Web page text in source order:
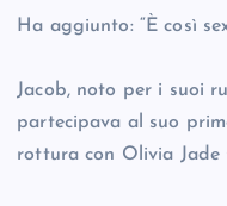
Ha aggiunto: “È così
Jacob, noto per i suoi
partecipava al suo
rottura con Olivia Jade